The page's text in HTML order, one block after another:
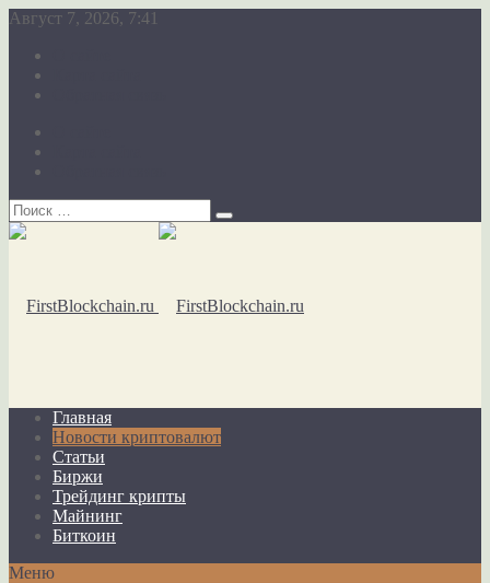
Август 7, 2026, 7:41
Главная
Новости криптовалют
Статьи
Биржи
Трейдинг крипты
Майнинг
Биткоин
Меню